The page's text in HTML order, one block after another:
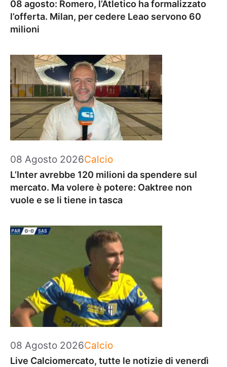
08 agosto: Romero, l’Atletico ha formalizzato
l’offerta. Milan, per cedere Leao servono 60
milioni
08 Agosto 2026Categorie
Calcio
L’Inter avrebbe 120 milioni da spendere sul
mercato. Ma volere è potere: Oaktree non
vuole e se li tiene in tasca
08 Agosto 2026Categorie
Calcio
Live Calciomercato, tutte le notizie di venerdì